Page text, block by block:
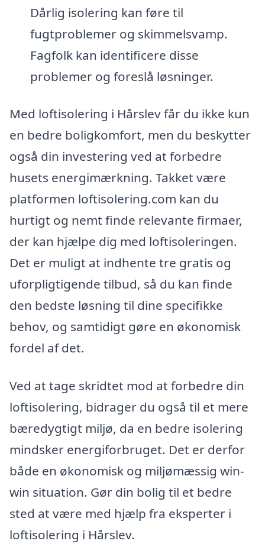
Dårlig isolering kan føre til
fugtproblemer og skimmelsvamp.
Fagfolk kan identificere disse
problemer og foreslå løsninger.
Med loftisolering i Hårslev får du ikke kun
en bedre boligkomfort, men du beskytter
også din investering ved at forbedre
husets energimærkning. Takket være
platformen loftisolering.com kan du
hurtigt og nemt finde relevante firmaer,
der kan hjælpe dig med loftisoleringen.
Det er muligt at indhente tre gratis og
uforpligtigende tilbud, så du kan finde
den bedste løsning til dine specifikke
behov, og samtidigt gøre en økonomisk
fordel af det.
Ved at tage skridtet mod at forbedre din
loftisolering, bidrager du også til et mere
bæredygtigt miljø, da en bedre isolering
mindsker energiforbruget. Det er derfor
både en økonomisk og miljømæssig win-
win situation. Gør din bolig til et bedre
sted at være med hjælp fra eksperter i
loftisolering i Hårslev.